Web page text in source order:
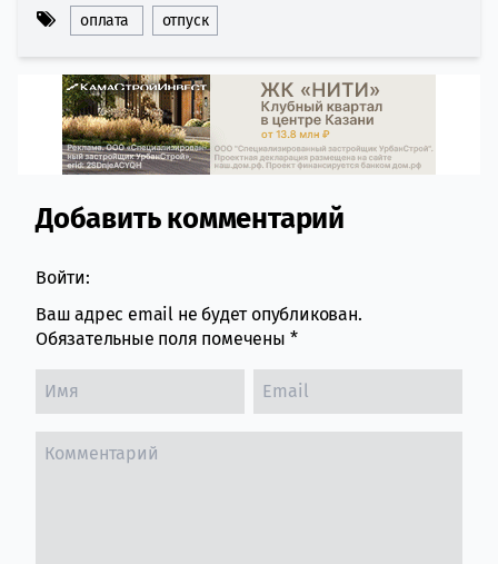
оплата отпуск
Comment section
Добавить комментарий
Войти:
Ваш адрес email не будет опубликован.
Обязательные поля помечены *